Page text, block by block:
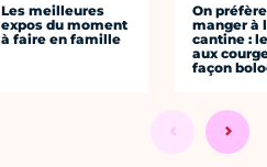
Les meilleures
expos du moment
à faire en famille
On préfère
manger à
cantine :
aux
façon